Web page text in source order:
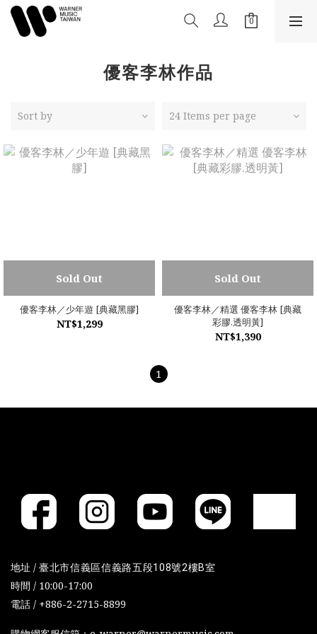
優客李林作品
Sort by 24 Items per page
Sold Out
優客李林／少年遊 [典藏黑膠]
NT$1,299
Sold Out
優客李林／精選 優客李林 [典藏
彩膠.透明黃]
NT$1,390
1
地址 / 臺北市信義區信義路五段108號2樓B室
時間 / 10:00-17:00
電話 / +886-2-2715-8899